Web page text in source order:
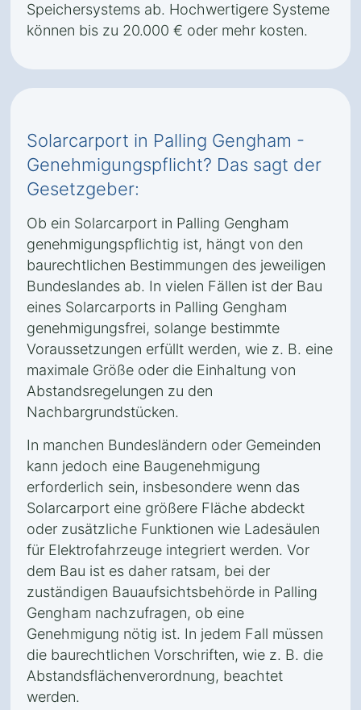
Speichersystems ab. Hochwertigere Systeme
können bis zu 20.000 € oder mehr kosten.
Solarcarport in Palling Gengham -
Genehmigungspflicht? Das sagt der
Gesetzgeber:
Ob ein Solarcarport in Palling Gengham
genehmigungspflichtig ist, hängt von den
baurechtlichen Bestimmungen des jeweiligen
Bundeslandes ab. In vielen Fällen ist der Bau
eines Solarcarports in Palling Gengham
genehmigungsfrei, solange bestimmte
Voraussetzungen erfüllt werden, wie z. B. eine
maximale Größe oder die Einhaltung von
Abstandsregelungen zu den
Nachbargrundstücken.
In manchen Bundesländern oder Gemeinden
kann jedoch eine Baugenehmigung
erforderlich sein, insbesondere wenn das
Solarcarport eine größere Fläche abdeckt
oder zusätzliche Funktionen wie Ladesäulen
für Elektrofahrzeuge integriert werden. Vor
dem Bau ist es daher ratsam, bei der
zuständigen Bauaufsichtsbehörde in Palling
Gengham nachzufragen, ob eine
Genehmigung nötig ist. In jedem Fall müssen
die baurechtlichen Vorschriften, wie z. B. die
Abstandsflächenverordnung, beachtet
werden.